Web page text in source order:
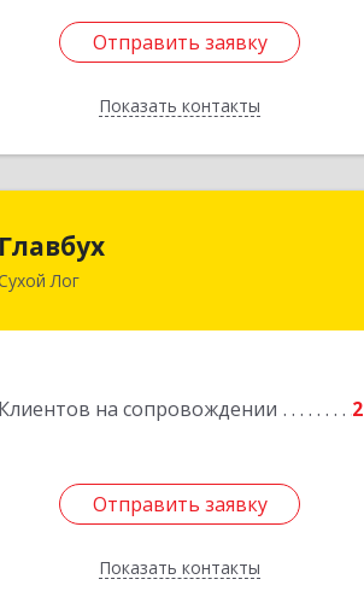
Отправить заявку
Показать контакты
Отправить заявку
Назад
Главбух
Лог
Клиентов на сопровождении 2
Отправить заявку
Показать контакты
624800, Свердловская обл, Сухой Лог
Отправить заявку
Назад